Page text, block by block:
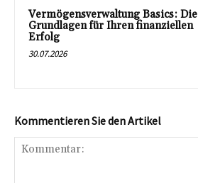
Vermögensverwaltung Basics: Die
Grundlagen für Ihren finanziellen
Erfolg
30.07.2026
Kommentieren Sie den Artikel